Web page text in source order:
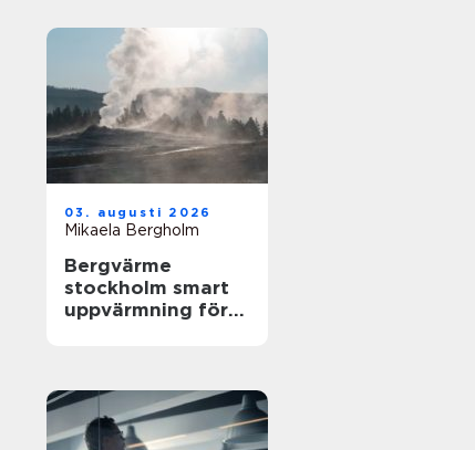
03. augusti 2026
Mikaela Bergholm
Bergvärme
stockholm smart
uppvärmning för